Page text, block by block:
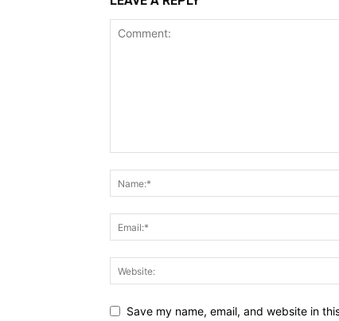
Save my name, email, and website in